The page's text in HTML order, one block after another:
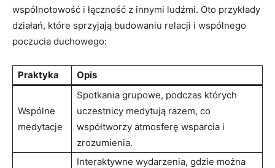
wspólnotowość i łączność z innymi ludźmi. Oto przykłady
działań, które sprzyjają budowaniu relacji i wspólnego
poczucia duchowego:
Praktyka Opis
Wspólne
medytacje
Spotkania grupowe, podczas których
uczestnicy medytują razem, co
współtworzy atmosferę wsparcia i
zrozumienia.
Interaktywne wydarzenia, gdzie można